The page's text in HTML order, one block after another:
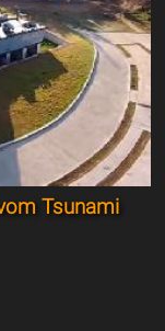
Tsunami